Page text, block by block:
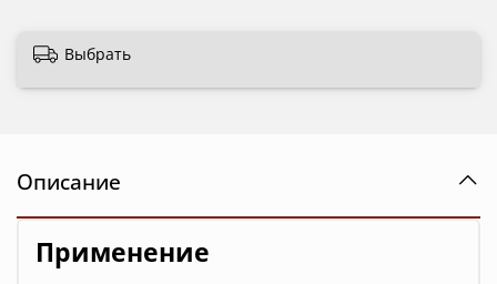
Выбрать
Описание
Применение